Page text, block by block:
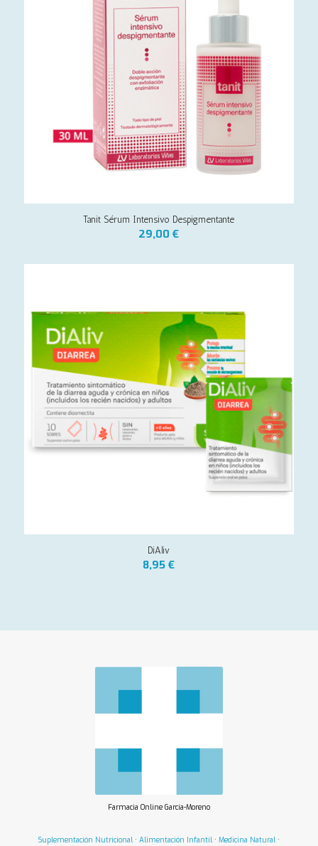
Tanit Sérum Intensivo Despigmentante
29,00€
DiAliv
8,95€
Farmacia Online García-Moreno
Suplementación Nutricional· Alimentación Infantil· Medicina Natural·